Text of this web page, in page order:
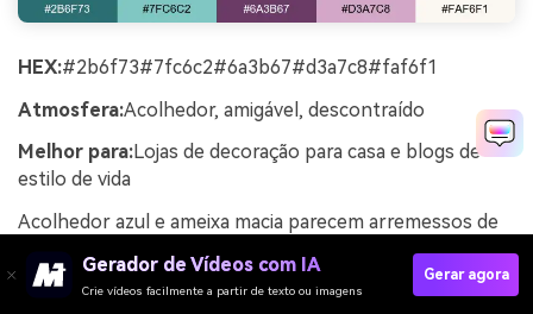
HEX:#2b6f73#7fc6c2#6a3b67#d3a7c8#faf6f1
Atmosfera:Acolhedor, amigável, descontraído
Melhor para:Lojas de decoração para casa e blogs de
estilo de vida
Acolhedor azul e ameixa macia parecem arremessos de
malha e noites à luz de velas. O contraste suave torna-o
fácil de usar para cabeçalhos de blogs, lookbooks e
branding de pequenas lojas. Combine com brancos
Gerador de Vídeos com IA
Crie vídeos facilmente a partir de texto ou imagens
Gerar agora